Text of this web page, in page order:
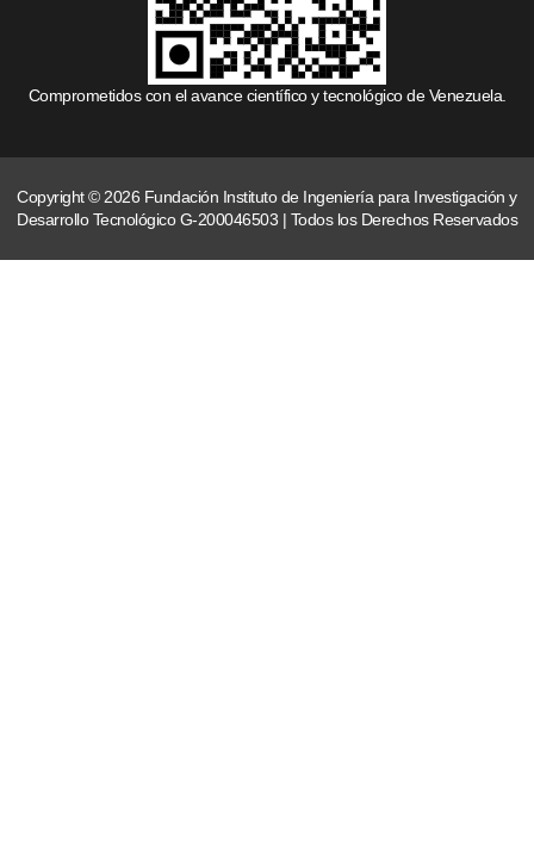
Comprometidos con el avance científico y tecnológico de Venezuela.
Copyright © 2026 Fundación Instituto de Ingeniería para Investigación y
Desarrollo Tecnológico G-200046503 | Todos los Derechos Reservados